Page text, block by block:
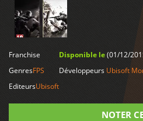
Franchise
GenresFPS
EditeursUbisoft
Disponible le(01/12/
Développeurs Ubisoft
NOTER